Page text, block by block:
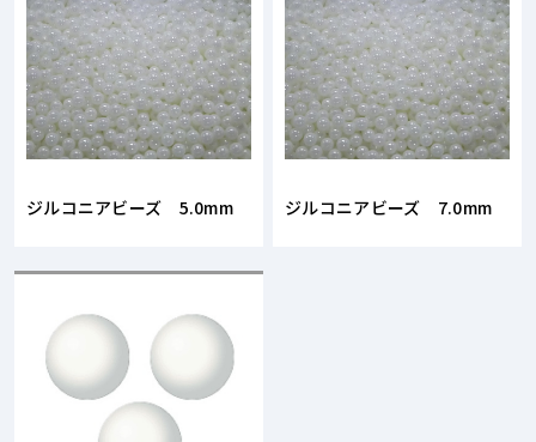
ジルコニアビーズ 5.0mm ジルコニアビーズ 7.0mm